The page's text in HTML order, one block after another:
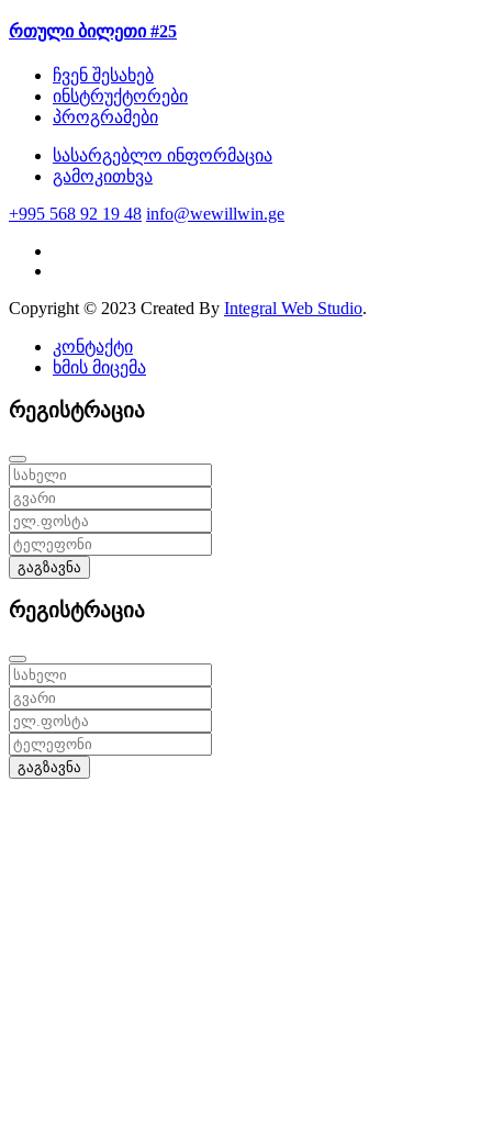
რთული ბილეთი #25
ჩვენ შესახებ
ინსტრუქტორები
პროგრამები
სასარგებლო ინფორმაცია
გამოკითხვა
+995 568 92 19 48 info@wewillwin.ge
Copyright © 2023 Created By Integral Web Studio.
კონტაქტი
ხმის მიცემა
რეგისტრაცია
გაგზავნა
რეგისტრაცია
გაგზავნა